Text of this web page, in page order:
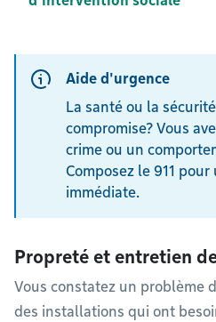
Aide d'urgence
La santé ou la
compromise? Vous
crime ou un
Composez le 911
immédiate.
Propreté et entretien
Vous constatez un problème
des installations qui ont